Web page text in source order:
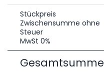
Stückpreis
Zwischensumme ohne
Steuer
MwSt 0%
Gesamtsumme